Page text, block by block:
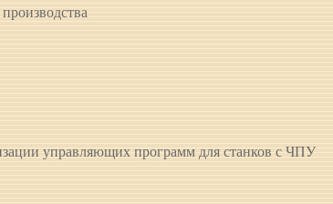
управляющих программ для станков с ЧПУ